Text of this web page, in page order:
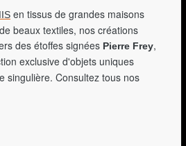
en tissus de grandes maisons
beaux textiles, nos créations
des étoffes signées Pierre Frey,
exclusive d'objets uniques
singulière. Consultez tous nos